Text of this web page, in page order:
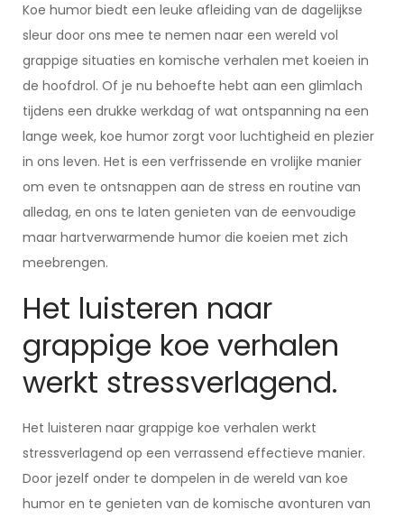
Koe humor biedt een leuke afleiding van de dagelijkse
sleur door ons mee te nemen naar een wereld vol
grappige situaties en komische verhalen met koeien in
de hoofdrol. Of je nu behoefte hebt aan een glimlach
tijdens een drukke werkdag of wat ontspanning na een
lange week, koe humor zorgt voor luchtigheid en plezier
in ons leven. Het is een verfrissende en vrolijke manier
om even te ontsnappen aan de stress en routine van
alledag, en ons te laten genieten van de eenvoudige
maar hartverwarmende humor die koeien met zich
meebrengen.
Het luisteren naar
grappige koe verhalen
werkt stressverlagend.
Het luisteren naar grappige koe verhalen werkt
stressverlagend op een verrassend effectieve manier.
Door jezelf onder te dompelen in de wereld van koe
humor en te genieten van de komische avonturen van